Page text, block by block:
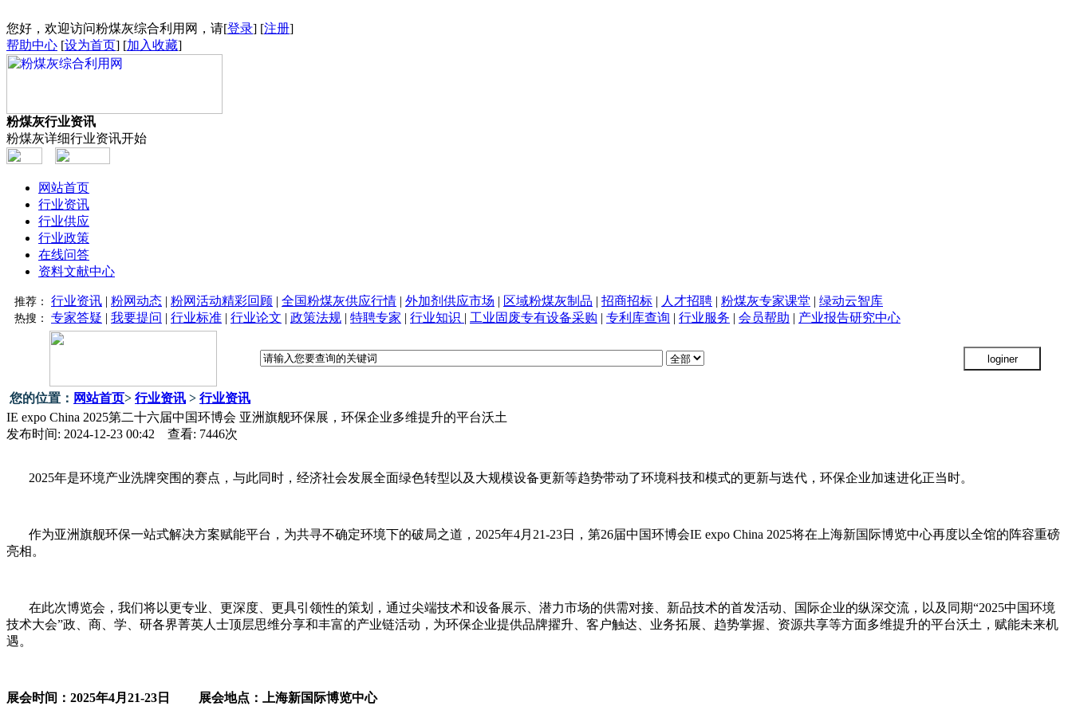
您好，欢迎访问粉煤灰综合利用网，请[登录] [注册]
帮助中心 [设为首页] [加入收藏]
粉煤灰行业资讯
粉煤灰详细行业资讯开始
网站首页
行业资讯
行业供应
行业政策
在线问答
资料文献中心
推荐： 行业资讯 | 粉网动态 | 粉网活动精彩回顾 | 全国粉煤灰供应行情 | 外加剂供应市场 | 区域粉煤灰制品 | 招商招标 | 人才招聘 | 粉煤灰专家课堂 | 绿动云智库
热搜： 专家答疑 | 我要提问 | 行业标准 | 行业论文 | 政策法规 | 特聘专家 | 行业知识 | 工业固废专有设备采购 | 专利库查询 | 行业服务 | 会员帮助 | 产业报告研究中心
您的位置： 网站首页> 行业资讯 > 行业资讯
IE expo China 2025第二十六届中国环博会 亚洲旗舰环保展，环保企业多维提升的平台沃土
发布时间: 2024-12-23 00:42 查看: 7446次
2025年是环境产业洗牌突围的赛点，与此同时，经济社会发展全面绿色转型以及大规模设备更新等趋势带动了环境科技和模式的更新与迭代，环保企业加速进化正当时。
作为亚洲旗舰环保一站式解决方案赋能平台，为共寻不确定环境下的破局之道， 2025年4月21-23日，第26届中国环博会IE expo China 2025将在上海新国际博览中心再度以全馆的阵容重磅
亮相。
在此次博览会，我们将以更专业、更深度、更具引领性的策划，通过尖端技术和设备展示、潜力市场的供需对接、新品技术的首发活动、国际企业的纵深交流，以及同期“2025中国环境
技术大会”政、商、学、研各界菁英人士顶层思维分享和丰富的产业链活动，为环保企业提供品牌擢升、客户触达、业务拓展、趋势掌握、资源共享等方面多维提升的平台沃土，赋能未来机
遇。
展会时间： 2025年4月21-23日 展会地点：上海新国际博览中心